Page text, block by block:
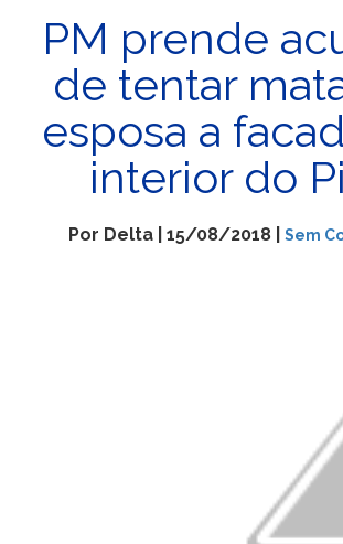
PM prende
de tentar
esposa a
interior do
Por Delta | 15/08/2018 | Sem